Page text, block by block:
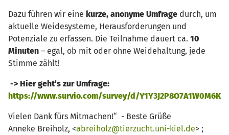
Dazu führen wir eine kurze, anonyme Umfrage durch, um
aktuelle Weidesysteme, Herausforderungen und
Potenziale zu erfassen. Die Teilnahme dauert ca. 10
Minuten – egal, ob mit oder ohne Weidehaltung, jede
Stimme zählt!
-> Hier geht’s zur Umfrage:
https://www.survio.com/survey/d/Y1Y3J2P8O7A1W0M6K
Vielen Dank fürs Mitmachen!“ - Beste Grüße
Anneke Breiholz, <abreiholz@tierzucht.uni-kiel.de> ;